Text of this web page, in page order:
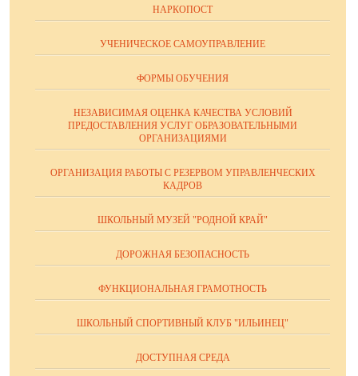
НАРКОПОСТ
УЧЕНИЧЕСКОЕ САМОУПРАВЛЕНИЕ
ФОРМЫ ОБУЧЕНИЯ
НЕЗАВИСИМАЯ ОЦЕНКА КАЧЕСТВА УСЛОВИЙ
ПРЕДОСТАВЛЕНИЯ УСЛУГ ОБРАЗОВАТЕЛЬНЫМИ
ОРГАНИЗАЦИЯМИ
ОРГАНИЗАЦИЯ РАБОТЫ С РЕЗЕРВОМ УПРАВЛЕНЧЕСКИХ
КАДРОВ
ШКОЛЬНЫЙ МУЗЕЙ "РОДНОЙ КРАЙ"
ДОРОЖНАЯ БЕЗОПАСНОСТЬ
ФУНКЦИОНАЛЬНАЯ ГРАМОТНОСТЬ
ШКОЛЬНЫЙ СПОРТИВНЫЙ КЛУБ "ИЛЬИНЕЦ"
ДОСТУПНАЯ СРЕДА